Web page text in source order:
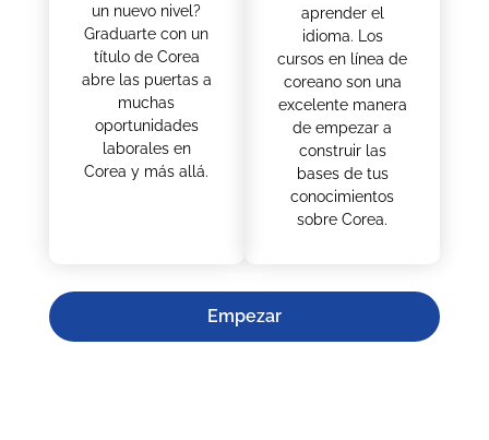
un nuevo nivel?
Graduarte con un
título de Corea
abre las puertas a
muchas
oportunidades
laborales en
Corea y más allá.
aprender el
idioma. Los
cursos en línea de
coreano son una
excelente manera
de empezar a
construir las
bases de tus
conocimientos
sobre Corea.
Empezar